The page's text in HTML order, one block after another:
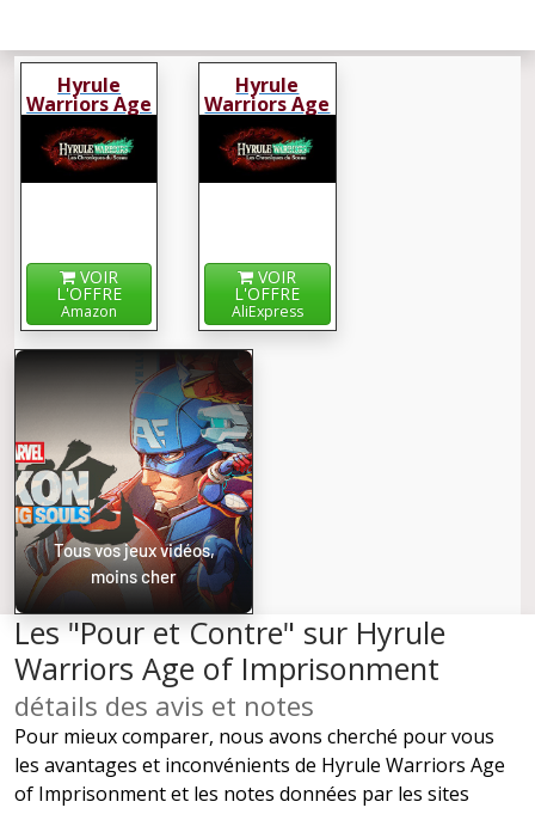
Hyrule
Warriors Age
of
Imprisonment
VOIR
L'OFFRE
Amazon
Hyrule
Warriors Age
of
Imprisonment
VOIR
L'OFFRE
AliExpress
Tous vos jeux vidéos,
moins cher
Les "Pour et Contre" sur Hyrule
Warriors Age of Imprisonment
détails des avis et notes
Pour mieux comparer, nous avons cherché pour vous
les avantages et inconvénients de Hyrule Warriors Age
of Imprisonment et les notes données par les sites